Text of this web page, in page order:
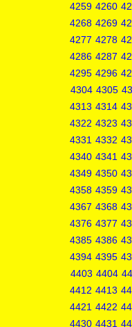
4259 4260
4268 4269
4277 4278
4286 4287
4295 4296
4304 4305
4313 4314
4322 4323
4331 4332
4340 4341
4349 4350
4358 4359
4367 4368
4376 4377
4385 4386
4394 4395
4403 4404
4412 4413
4421 4422
4430 4431